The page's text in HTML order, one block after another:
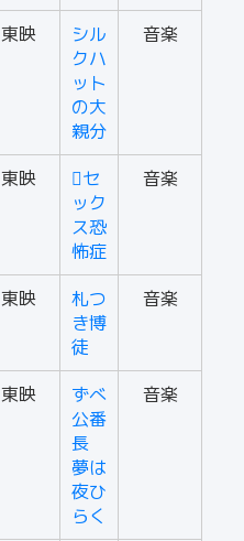
東映
シル
クハ
ット
の大
親分
音楽
東映
セ
ック
ス恐
怖症
音楽
東映
札つ
き博
徒
音楽
東映
ずべ
公番
長
夢は
夜ひ
らく
音楽